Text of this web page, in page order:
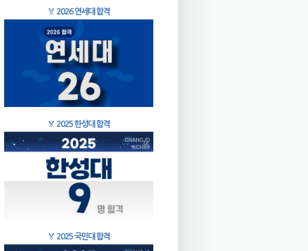
🏅 2026 연세대 합격
🏅 2025 한성대 합격
🏅 2025 국민대 합격